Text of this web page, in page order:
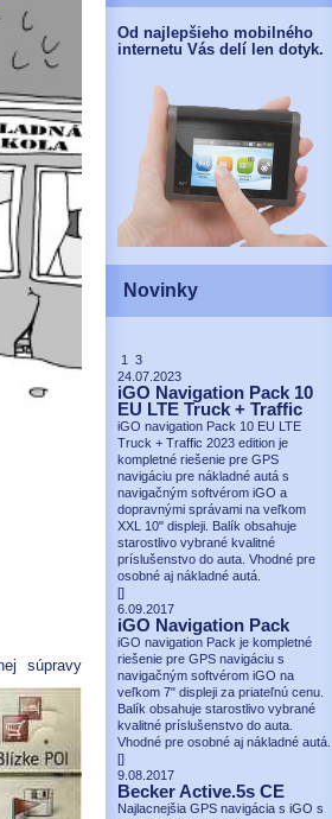
súpravy
Od najlepšieho mobilného
internetu Vás delí len dotyk.
Novinky
1 3
24.07.2023
iGO Navigation Pack 10
EU LTE Truck + Traffic
iGO navigation Pack 10 EU LTE
Truck + Traffic 2023 edition je
kompletné riešenie pre GPS
navigáciu pre nákladné autá s
navigačným softvérom iGO a
dopravnými správami na veľkom
XXL 10" displeji. Balík obsahuje
starostlivo vybrané kvalitné
príslušenstvo do auta. Vhodné pre
osobné aj nákladné autá.
[]
6.09.2017
iGO Navigation Pack
iGO navigation Pack je kompletné
riešenie pre GPS navigáciu s
navigačným softvérom iGO na
veľkom 7" displeji za priateľnú cenu.
Balík obsahuje starostlivo vybrané
kvalitné príslušenstvo do auta.
Vhodné pre osobné aj nákladné autá.
[]
9.08.2017
Becker Active.5s CE
Najlacnejšia GPS navigácia s iGO s